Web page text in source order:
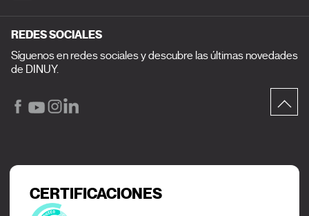
REDES SOCIALES
Síguenos en redes sociales y descubre las últimas novedades
de DINUY.
CERTIFICACIONES